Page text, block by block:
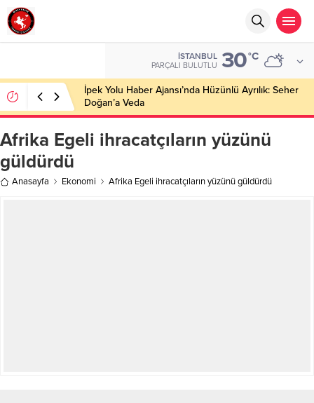
İSTANBUL
PARÇALI BULUTLU 30°C
İpek Yolu Haber Ajansı’nda Hüzünlü Ayrılık: Seher
Doğan’a Veda
Afrika Egeli ihracatçıların yüzünü
güldürdü
Anasayfa Ekonomi Afrika Egeli ihracatçıların yüzünü güldürdü